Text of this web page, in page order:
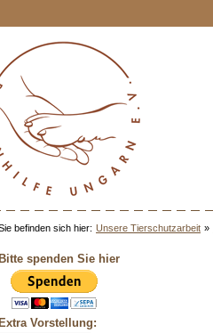
befinden sich hier: Unsere Tierschutzarbeit »
Bitte spenden Sie hier
Extra Vorstellung: